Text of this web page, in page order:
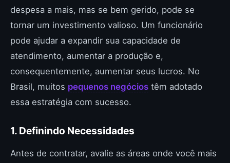
despesa a mais, mas se bem gerido, pode se
tornar um investimento valioso. Um funcionário
pode ajudar a expandir sua capacidade de
atendimento, aumentar a produção e,
consequentemente, aumentar seus lucros. No
Brasil, muitos pequenos negócios têm adotado
essa estratégia com sucesso.
1. Definindo Necessidades
Antes de contratar, avalie as áreas onde você mais